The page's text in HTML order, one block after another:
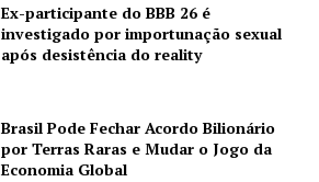
Ex-participante do BBB 26 é
investigado por importunação sexual
após desistência do reality
Brasil Pode Fechar Acordo Bilionário
por Terras Raras e Mudar o Jogo da
Economia Global